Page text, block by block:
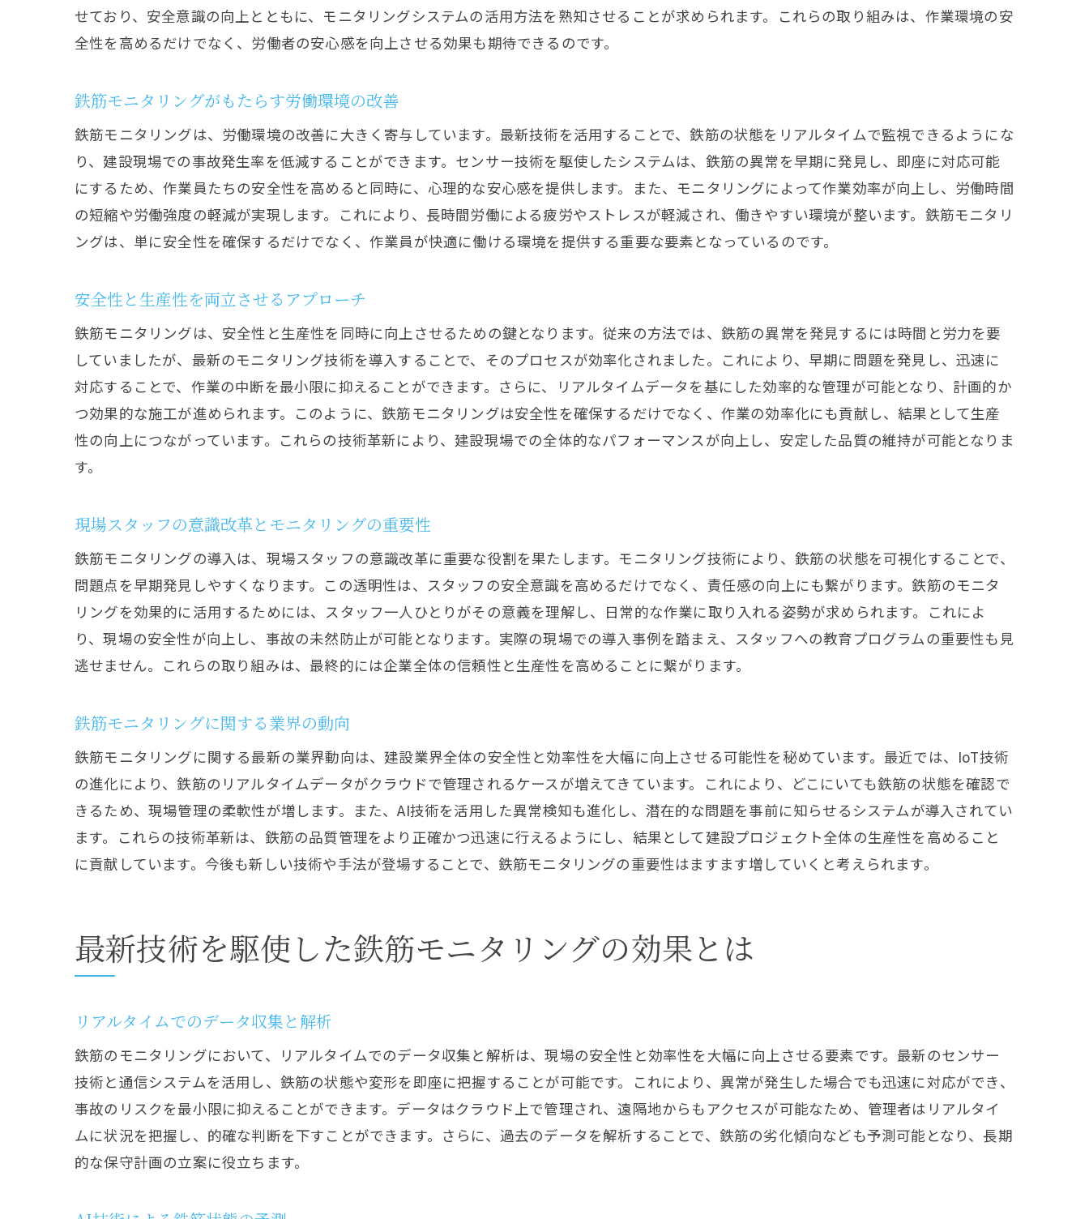
施工中の問題点を即座に発見する方法
将来を見据えた鉄筋保全の取り組み
鉄筋品質の可視化と評価基準
モニタリングによる品質管理の最適化
施工品質向上のためのフィードバックシステム
品質向上に貢献する新技術の具体例
鉄筋モニタリングと品質保証の新潮流
センサー技術の進化と応用
AIとの連携によるモニタリング
データ通信技術の革新と展望
現場導入のための技術選定基準
鉄筋モニタリングの導入コストは？
データのセキュリティについて
モニタリングの効果をどう測定するか
技術の習得に必要な時間と費用
トラブルシューティングの基本
導入後のサポート体制について
新しい安全基準の策定プロセス
モニタリングが安全基準に与える影響
業界全体の基準適用の現状と課題
安全基準再定義に向けた国際的な動き
鉄筋モニタリング技術の実際の使用例
導入後の改善点と今後の展望
成功事例に見る技術の応用可能性
せており、安全意識の向上とともに、モニタリングシステムの活用方法を熟知させることが求められます。これらの取り組みは、作業環境の安
全性を高めるだけでなく、労働者の安心感を向上させる効果も期待できるのです。
鉄筋モニタリングがもたらす労働環境の改善
鉄筋モニタリングは、労働環境の改善に大きく寄与しています。最新技術を活用することで、鉄筋の状態をリアルタイムで監視できるようにな
り、建設現場での事故発生率を低減することができます。センサー技術を駆使したシステムは、鉄筋の異常を早期に発見し、即座に対応可能
にするため、作業員たちの安全性を高めると同時に、心理的な安心感を提供します。また、モニタリングによって作業効率が向上し、労働時間
の短縮や労働強度の軽減が実現します。これにより、長時間労働による疲労やストレスが軽減され、働きやすい環境が整います。鉄筋モニタリ
ングは、単に安全性を確保するだけでなく、作業員が快適に働ける環境を提供する重要な要素となっているのです。
安全性と生産性を両立させるアプローチ
鉄筋モニタリングは、安全性と生産性を同時に向上させるための鍵となります。従来の方法では、鉄筋の異常を発見するには時間と労力を要
していましたが、最新のモニタリング技術を導入することで、そのプロセスが効率化されました。これにより、早期に問題を発見し、迅速に
対応することで、作業の中断を最小限に抑えることができます。さらに、リアルタイムデータを基にした効率的な管理が可能となり、計画的か
つ効果的な施工が進められます。このように、鉄筋モニタリングは安全性を確保するだけでなく、作業の効率化にも貢献し、結果として生産
性の向上につながっています。これらの技術革新により、建設現場での全体的なパフォーマンスが向上し、安定した品質の維持が可能となりま
す。
現場スタッフの意識改革とモニタリングの重要性
鉄筋モニタリングの導入は、現場スタッフの意識改革に重要な役割を果たします。モニタリング技術により、鉄筋の状態を可視化することで、
問題点を早期発見しやすくなります。この透明性は、スタッフの安全意識を高めるだけでなく、責任感の向上にも繋がります。鉄筋のモニタ
リングを効果的に活用するためには、スタッフ一人ひとりがその意義を理解し、日常的な作業に取り入れる姿勢が求められます。これによ
り、現場の安全性が向上し、事故の未然防止が可能となります。実際の現場での導入事例を踏まえ、スタッフへの教育プログラムの重要性も見
逃せません。これらの取り組みは、最終的には企業全体の信頼性と生産性を高めることに繋がります。
鉄筋モニタリングに関する業界の動向
鉄筋モニタリングに関する最新の業界動向は、建設業界全体の安全性と効率性を大幅に向上させる可能性を秘めています。最近では、IoT技術
の進化により、鉄筋のリアルタイムデータがクラウドで管理されるケースが増えてきています。これにより、どこにいても鉄筋の状態を確認で
きるため、現場管理の柔軟性が増します。また、AI技術を活用した異常検知も進化し、潜在的な問題を事前に知らせるシステムが導入されてい
ます。これらの技術革新は、鉄筋の品質管理をより正確かつ迅速に行えるようにし、結果として建設プロジェクト全体の生産性を高めること
に貢献しています。今後も新しい技術や手法が登場することで、鉄筋モニタリングの重要性はますます増していくと考えられます。
最新技術を駆使した鉄筋モニタリングの効果とは
リアルタイムでのデータ収集と解析
鉄筋のモニタリングにおいて、リアルタイムでのデータ収集と解析は、現場の安全性と効率性を大幅に向上させる要素です。最新のセンサー
技術と通信システムを活用し、鉄筋の状態や変形を即座に把握することが可能です。これにより、異常が発生した場合でも迅速に対応ができ、
事故のリスクを最小限に抑えることができます。データはクラウド上で管理され、遠隔地からもアクセスが可能なため、管理者はリアルタイ
ムに状況を把握し、的確な判断を下すことができます。さらに、過去のデータを解析することで、鉄筋の劣化傾向なども予測可能となり、長期
的な保守計画の立案に役立ちます。